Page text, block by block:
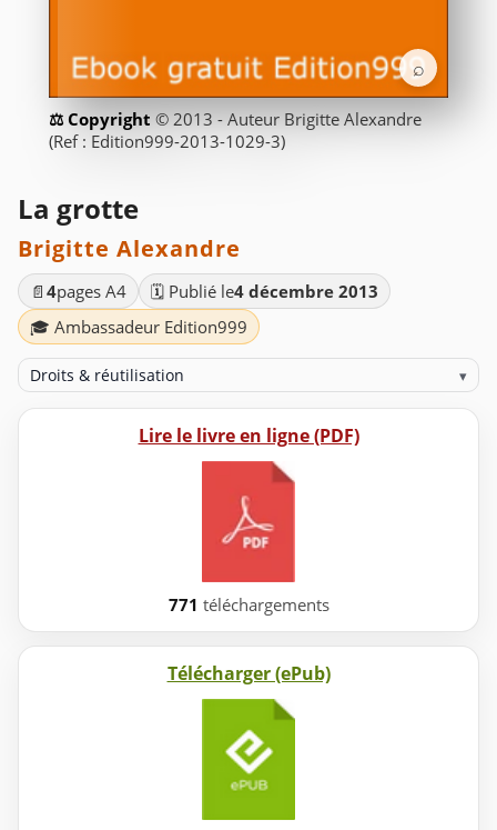
⌕
© 2013 - Auteur Brigitte Alexandre
(Ref : Edition999-2013-1029-3)
La grotte
Brigitte Alexandre
📄 4pages A4 🗓️ Publié le4 décembre 2013
🎓 Ambassadeur Edition999
Droits & réutilisation ▾
Lire le livre en ligne (PDF)
771 téléchargements
Télécharger (ePub)